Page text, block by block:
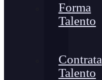
Forma
Talento
Contrata
Talento